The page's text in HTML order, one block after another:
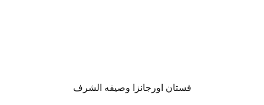
فستان اورجانزا وصيفه الشرف